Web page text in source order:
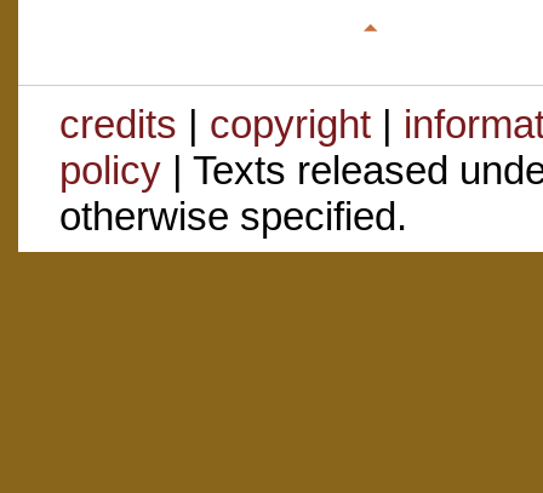
credits | copyright|
policy| Texts released
otherwise specified.